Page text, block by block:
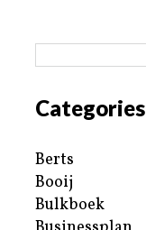
Categories
Berts
Booij
Bulkboek